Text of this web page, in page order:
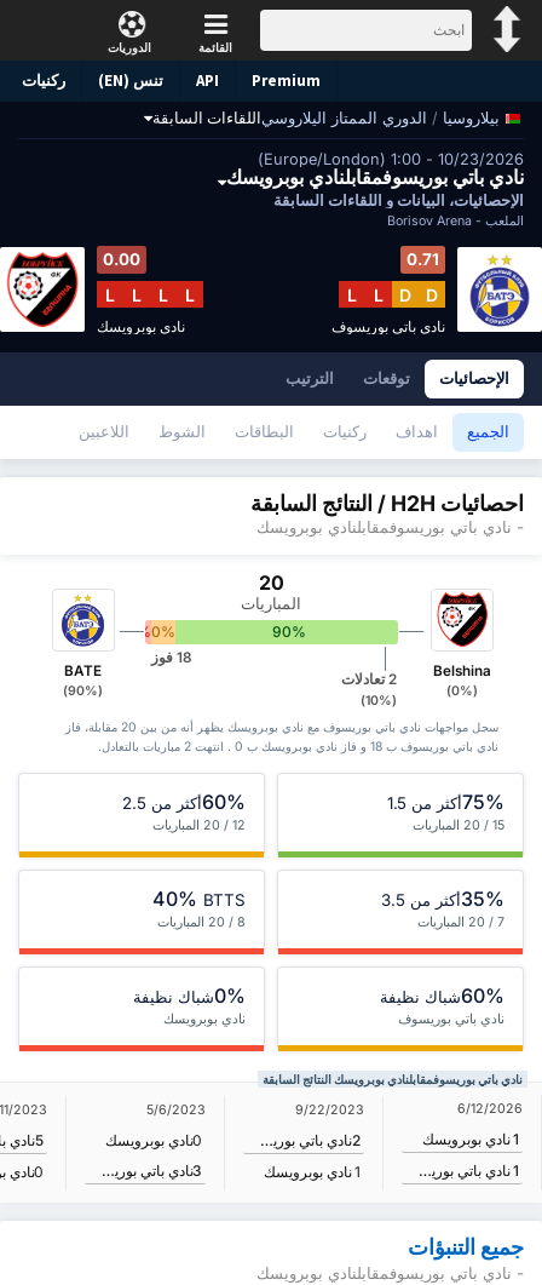
الدوريات القائمة
ركنيات تنس (EN) API Premium
بيلاروسيا / الدوري الممتاز اليلاروسياللقاءات السابقة
10/23/2026 - 1:00 (Europe/London)
نادي باتي بوريسوفمقابلنادي بوبرويسك
الإحصائيات، البيانات و اللقاءات السابقة
الملعب - Borisov Arena
0.71
D
D
L
L
نادي باتي بوريسوف
0.00
L
L
L
L
نادي بوبرويسك
الإحصائيات توقعات الترتيب
الجميع اهداف ركنيات البطاقات الشوط اللاعبين
احصائيات H2H / النتائج السابقة
- نادي باتي بوريسوفمقابلنادي بوبرويسك
BATE
(90%)
20
المباريات
90%
10%
0%
18 فوز
2 تعادلات
(10%)
Belshina
(0%)
سجل مواجهات نادي باتي بوريسوف مع نادي بوبرويسك يظهر أنه من بين 20 ‏مقابلة، فاز
نادي باتي بوريسوف ب 18 و فاز نادي بوبرويسك ب 0 . انتهت 2 مباريات بالتعادل.
75%أكثر من 1.5
15 / 20 المباريات
60%أكثر من 2.5
12 / 20 المباريات
35%أكثر من 3.5
7 / 20 المباريات
40% BTTS
8 / 20 المباريات
60%شباك نظيفة
نادي باتي بوريسوف
0%شباك نظيفة
نادي بوبرويسك
نادي باتي بوريسوفمقابلنادي بوبرويسك النتائج السابقة
6/12/2026
نادي بوبرويسك1
نادي باتي بوريسوف
1
9/22/2023
نادي باتي بوريسوف
2
نادي بوبرويسك1
5/6/2023
نادي بوبرويسك0
نادي باتي بوريسوف
3
2023
5
نادي0
جميع التنبؤات
- نادي باتي بوريسوفمقابلنادي بوبرويسك